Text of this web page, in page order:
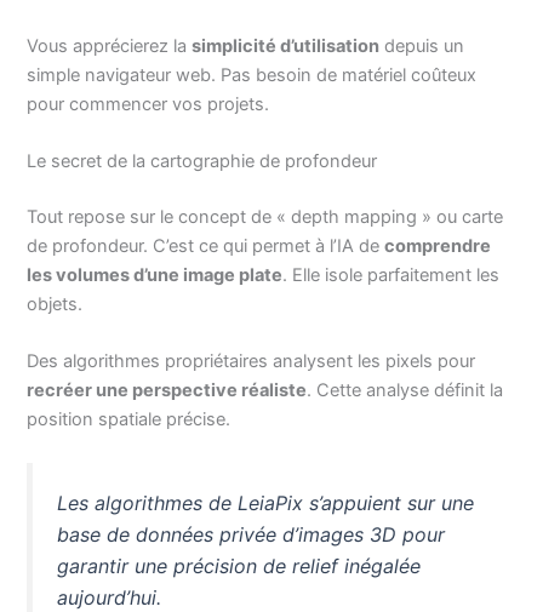
Vous apprécierez lasimplicité d’utilisation depuis un
simple navigateur web. Pas besoin de matériel coûteux
pour commencer vos projets.
Le secret de la cartographie de profondeur
Tout repose sur le concept de « depth mapping » ou carte
de profondeur. C’est ce qui permet à l’IA decomprendre
les volumes d’une image plate. Elle isole parfaitement les
objets.
Des algorithmes propriétaires analysent les pixels pour
recréer une perspective réaliste. Cette analyse définit la
position spatiale précise.
Les algorithmes de LeiaPix s’appuient sur une
base de données privée d’images 3D pour
garantir une précision de relief inégalée
aujourd’hui.